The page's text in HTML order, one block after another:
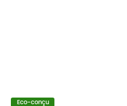
Eco-conçu